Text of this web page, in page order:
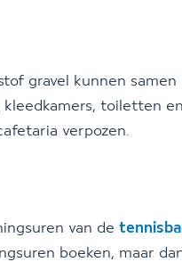
gravel kunnen
kleedkamers, toiletten
verpozen.
van de
boeken, maar